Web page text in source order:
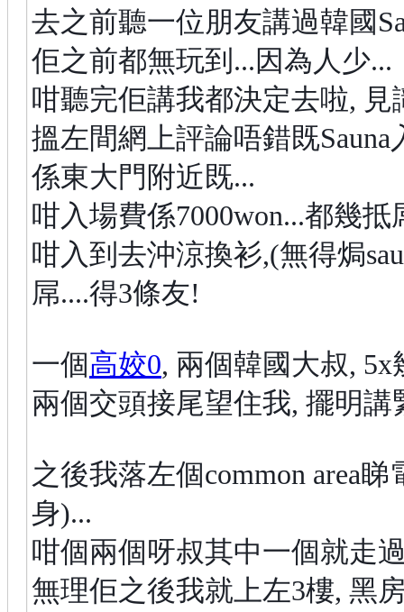
去之前聽一位朋友講過韓國
佢之前都無玩到...因為人少...
咁聽完佢講我都決定去啦, 見
搵左間網上評論唔錯既Sauna
係東大門附近既...
咁入場費係7000won...都幾抵
咁入到去沖涼換衫,(無得焗
屌....得3條友!
一個高姣0, 兩個韓國大叔,
兩個交頭接尾望住我, 擺明講
之後我落左個common area
身)...
咁個兩個呀叔其中一個就走
無理佢之後我就上左3樓, 黑